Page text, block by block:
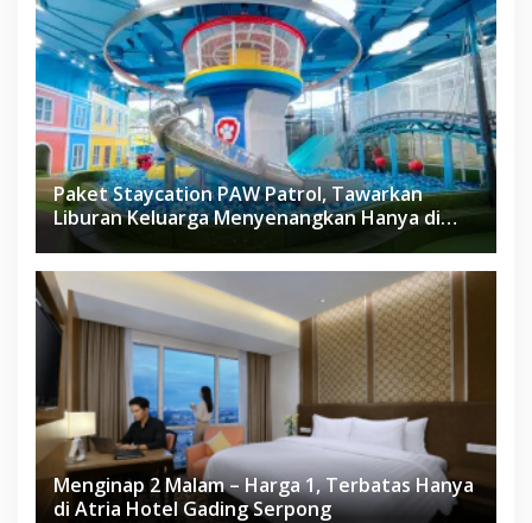
Paket Staycation PAW Patrol, Tawarkan
Liburan Keluarga Menyenangkan Hanya di
Herloom Hotel BSD
Menginap 2 Malam – Harga 1, Terbatas Hanya
di Atria Hotel Gading Serpong